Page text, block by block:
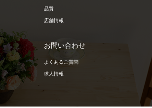
品質
店舗情報
お問い合わせ
よくあるご質問
求人情報